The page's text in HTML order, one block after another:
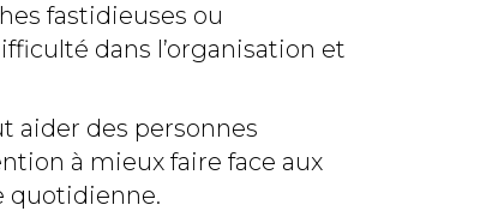
fastidieuses ou
dans l’organisation et
aider des personnes
à mieux faire face aux
quotidienne.